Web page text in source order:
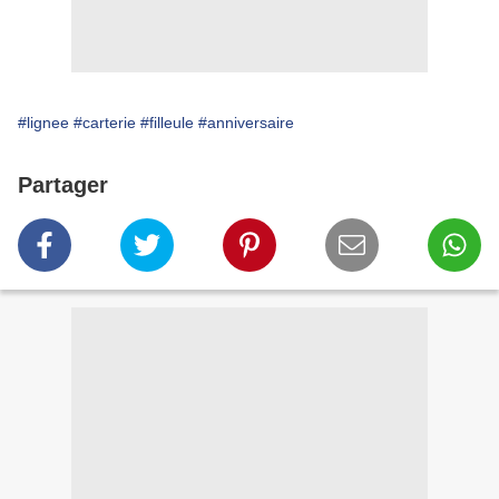
#lignee #carterie #filleule #anniversaire
Partager